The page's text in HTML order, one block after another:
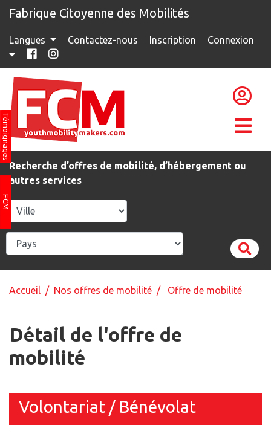
Fabrique Citoyenne des Mobilités
Langues Contactez-nous Inscription Connexion
Témoignages
FCM
Recherche d’offres de mobilité, d’hébergement ou
autres services
Accueil / Nos offres de mobilité / Offre de mobilité
Détail de l'offre de
mobilité
Volontariat / Bénévolat